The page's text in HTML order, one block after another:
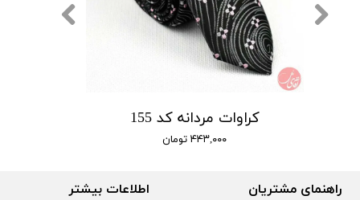
کراوات مردانه کد 155
۴۴۳,۰۰۰ تومان
راهنمای مشتریان
اطلاعات بیشتر